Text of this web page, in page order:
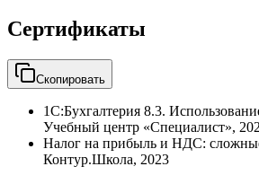
Сертификаты
Скопировать
1С:Бухгалтерия 8.3.
Учебный центр «Специалист»,
Налог на прибыль и НДС:
Контур.Школа, 2023